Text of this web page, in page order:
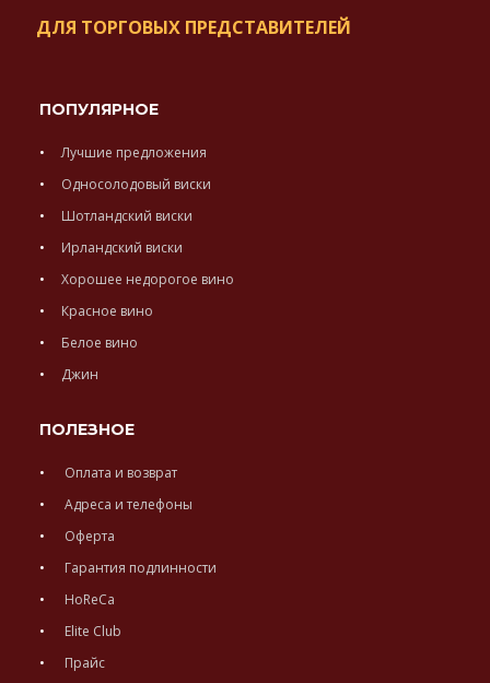
ДЛЯ ТОРГОВЫХ ПРЕДСТАВИТЕЛЕЙ
ПОПУЛЯРНОЕ
Лучшие предложения
Односолодовый виски
Шотландский виски
Ирландский виски
Хорошее недорогое вино
Красное вино
Белое вино
Джин
ПОЛЕЗНОЕ
Оплата и возврат
Адреса и телефоны
Оферта
Гарантия подлинности
HoReCa
Elite Club
Прайс